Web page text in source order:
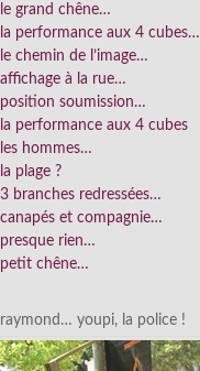
le grand chêne…
la performance aux 4 cubes…
le chemin de l’image…
affichage à la rue…
position soumission…
la performance aux 4 cubes
les hommes…
la plage ?
3 branches redressées…
canapés et compagnie…
presque rien…
petit chêne…
raymond… youpi, la police !